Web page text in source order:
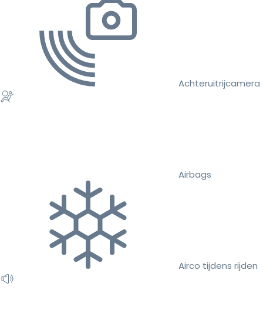
Achteruitrijcamera
Airbags
Airco tijdens rijden